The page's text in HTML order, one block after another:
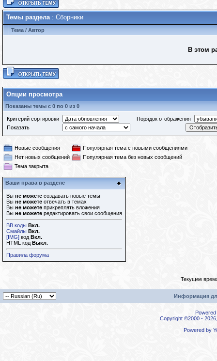
Темы раздела: Сборники
Тема / Автор
В этом
Опции просмотра
Показаны темы с 0 по 0 из 0
Критерий сортировки
Порядок отображения
Показать
Новые сообщения
Популярная тема с новыми сообщениями
Нет новых сообщений
Популярная тема без новых сообщений
Тема закрыта
Ваши права в разделе
Вы не можете создавать новые темы
Вы не можете отвечать в темах
Вы не можете прикреплять вложения
Вы не можете редактировать свои сообщения
BB коды Вкл.
Смайлы Вкл.
[IMG] код Вкл.
HTML код Выкл.
Правила форума
Текущее
Информация
Copyright ©2000 -
Powered by